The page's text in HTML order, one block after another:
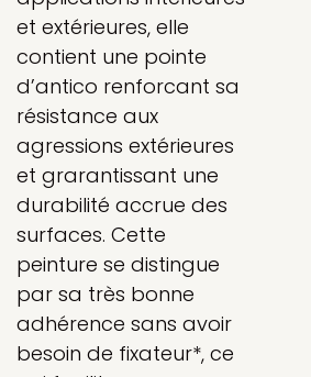
et extérieures, elle
contient une pointe
d’antico renforcant sa
résistance aux
agressions extérieures
et grarantissant une
durabilité accrue des
surfaces. Cette
peinture se distingue
par sa très bonne
adhérence sans avoir
besoin de fixateur*, ce